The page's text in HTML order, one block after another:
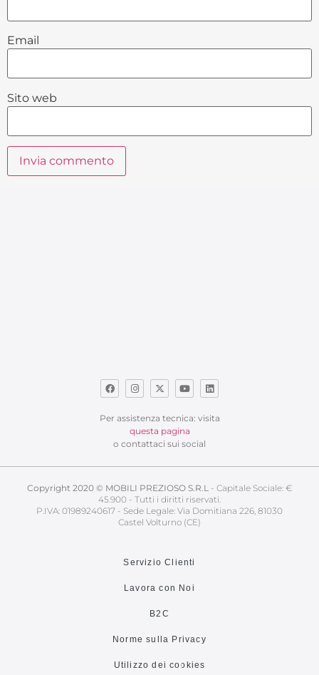
Email
Sito web
Per assistenza tecnica: visita
questa pagina
o contattaci sui social
Copyright 2020 © MOBILI PREZIOSO S.R.L - Capitale Sociale: €
45.900 - Tutti i diritti riservati.
P.IVA: 01989240617 - Sede Legale: Via Domitiana 226, 81030
Castel Volturno (CE)
Servizio Clienti
Lavora con Noi
B2C
Norme sulla Privacy
Utilizzo dei cookies